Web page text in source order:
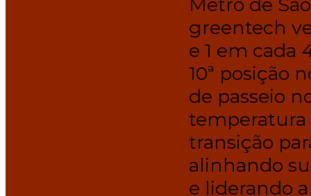
greentech
e 1 em cada
10ª posição
de passeio
temperatura
transição
alinhando
e liderando